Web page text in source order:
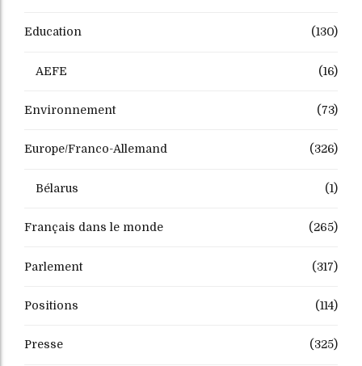
Education (130)
AEFE (16)
Environnement (73)
Europe/Franco-Allemand (326)
Bélarus (1)
Français dans le monde (265)
Parlement (317)
Positions (114)
Presse (325)